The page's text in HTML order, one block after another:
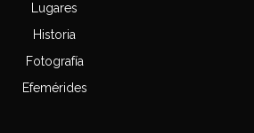
Lugares
Historia
Fotografía
Efemérides